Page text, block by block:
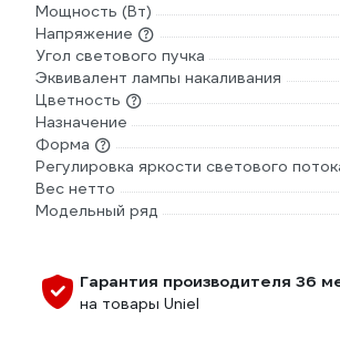
Мощность (Вт)
Напряжение
Угол светового пучка
Эквивалент лампы накаливания
Цветность
Назначение
Форма
Регулировка яркости светового
Вес нетто
Модельный ряд
Гарантия производителя 36
на товары Uniel